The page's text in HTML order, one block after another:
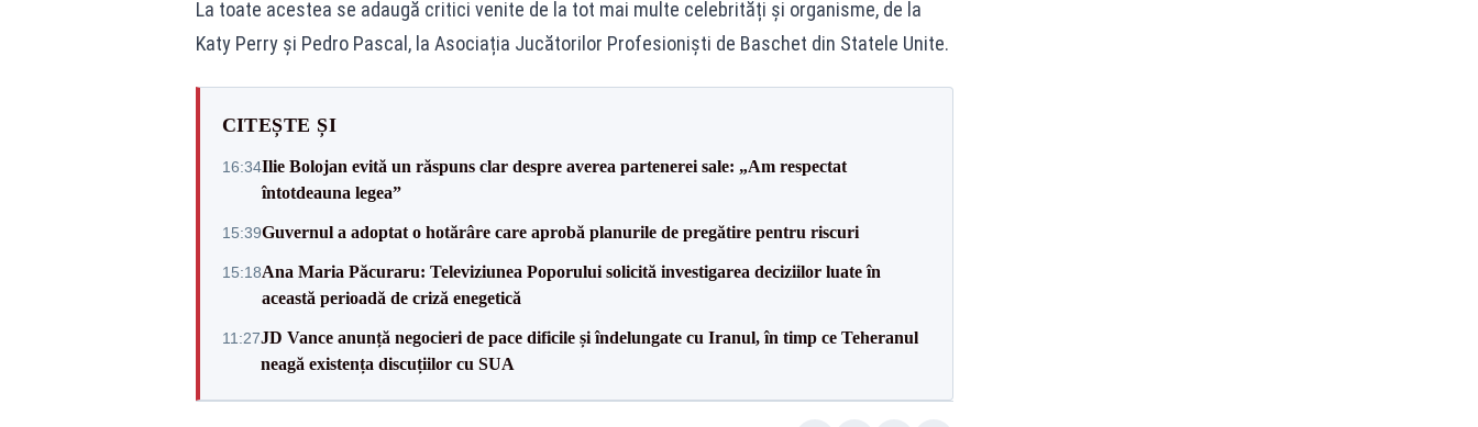
La toate acestea se adaugă critici venite de la tot mai multe celebrități și organisme, de la
Katy Perry și Pedro Pascal, la Asociația Jucătorilor Profesioniști de Baschet din Statele Unite.
CITEȘTE ȘI
16:34Ilie Bolojan evită un răspuns clar despre averea partenerei sale: „Am respectat
întotdeauna legea”
15:39Guvernul a adoptat o hotărâre care aprobă planurile de pregătire pentru riscuri
15:18Ana Maria Păcuraru: Televiziunea Poporului solicită investigarea deciziilor luate în
această perioadă de criză enegetică
11:27JD Vance anunță negocieri de pace dificile și îndelungate cu Iranul, în timp ce Teheranul
neagă existența discuțiilor cu SUA